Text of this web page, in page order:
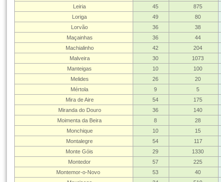
Leiria
45
875
Loriga
49
80
Lorvão
36
38
Maçainhas
36
44
Machialinho
42
204
Malveira
30
1073
Manteigas
10
100
Melides
26
20
Mértola
9
5
Mira de Aire
54
175
Miranda do Douro
36
140
Moimenta da Beira
8
28
Monchique
10
15
Montalegre
54
117
Monte Góis
29
1330
Montedor
57
225
Montemor-o-Novo
53
40